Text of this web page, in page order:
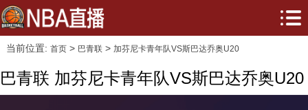
当前位置: 首页> 巴青联> 加芬尼卡青年队VS斯巴达乔奥U20
巴青联 加芬尼卡青年队VS斯巴达乔奥U20